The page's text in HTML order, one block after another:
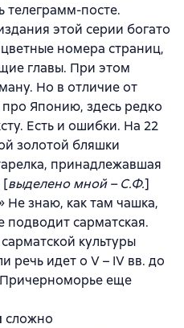
телеграмм-посте.
этой серии богато
номера страниц,
главы. При этом
Но в отличие от
Японию, здесь редко
Есть и ошибки. На 22
золотой бляшки
принадлежавшая
[выделено мной – С.Ф.]
Не знаю, как там чашка,
подводит сарматская.
культуры
речь идет о V – IV вв. до
Причерноморье еще
сложно